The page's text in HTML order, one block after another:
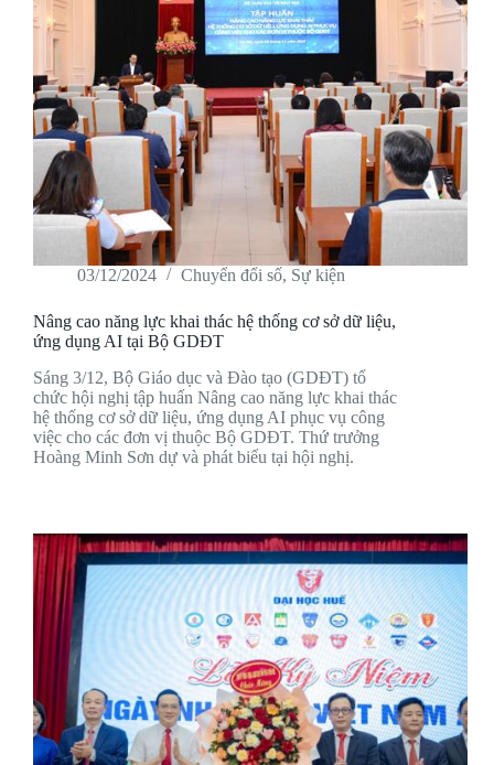
03/12/2024 Chuyển đổi số, Sự kiện
Nâng cao năng lực khai thác hệ thống cơ sở dữ liệu,
ứng dụng AI tại Bộ GDĐT
Sáng 3/12, Bộ Giáo dục và Đào tạo (GDĐT) tổ
chức hội nghị tập huấn Nâng cao năng lực khai thác
hệ thống cơ sở dữ liệu, ứng dụng AI phục vụ công
việc cho các đơn vị thuộc Bộ GDĐT. Thứ trưởng
Hoàng Minh Sơn dự và phát biểu tại hội nghị.